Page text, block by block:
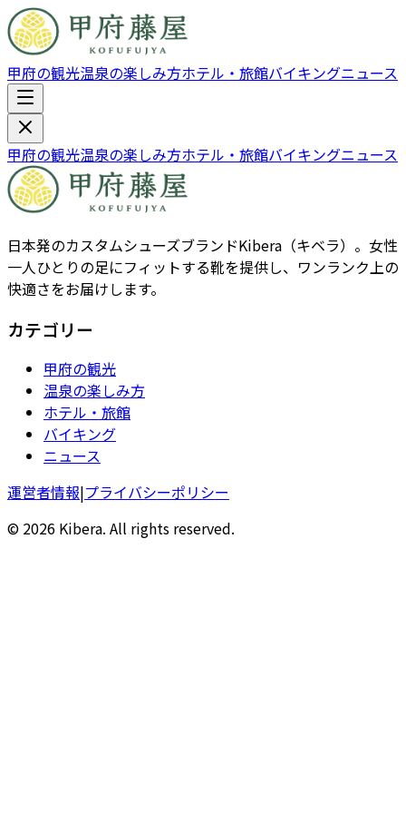
甲府の観光温泉の楽しみ方ホテル・旅館バイキングニュース
甲府の観光温泉の楽しみ方ホテル・旅館バイキングニュース
日本発のカスタムシューズブランドKibera（キベラ）。女性
一人ひとりの足にフィットする靴を提供し、ワンランク上の
快適さをお届けします。
カテゴリー
甲府の観光
温泉の楽しみ方
ホテル・旅館
バイキング
ニュース
運営者情報|プライバシーポリシー
© 2026 Kibera. All rights reserved.